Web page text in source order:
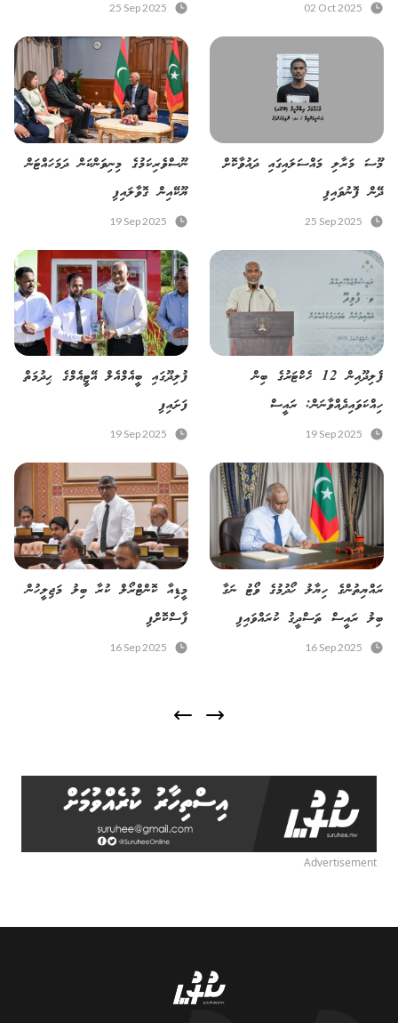
02 Oct 2025
25 Sep 2025
މޫސަ މަރާލި މައްސަލައިގައި ދައުވާކޮށް
ދޭން ފޮނުވައިފި
25 Sep 2025
ނޫސްވެރިކަމުގެ މިނިވަންކަން ދަމަހައްޓަން
ޔޫކޭއިން ގޮވާލައިފި
19 Sep 2025
ފެލިދޫއިން 12 ހެކްޓަރުގެ ބިން
ހިއްކަވައިދެއްވާނަން: ރައީސް
19 Sep 2025
ފުލިދޫގައި ބީއެމްއެލް އޭޓީއެމްގެ ޙިދުމަތް
ފަށައިފި
19 Sep 2025
ރައްޔިތުންގެ ހިޔާލު ހޯދުމުގެ ވޯޓު ނަގާ
ބިލު ރައީސް ތަސްދީގު ކުރައްވައިފި
16 Sep 2025
މީޑިއާ ކޮންޓްރޯލް ކުރާ ބިލު މަޖިލީހުން
ފާސްކޮށްފި
16 Sep 2025
Advertisement